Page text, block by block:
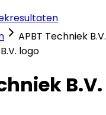
APBT Techniek B.V.
B.V.